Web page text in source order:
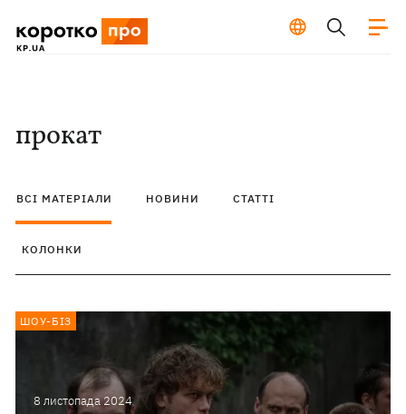
прокат
ВСІ МАТЕРІАЛИ НОВИНИ СТАТТІ
КОЛОНКИ
8 листопада 2024
ШОУ-БІЗ